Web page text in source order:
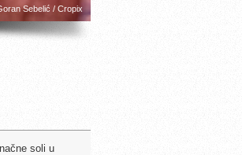
Sebelić / Cropix
soli u